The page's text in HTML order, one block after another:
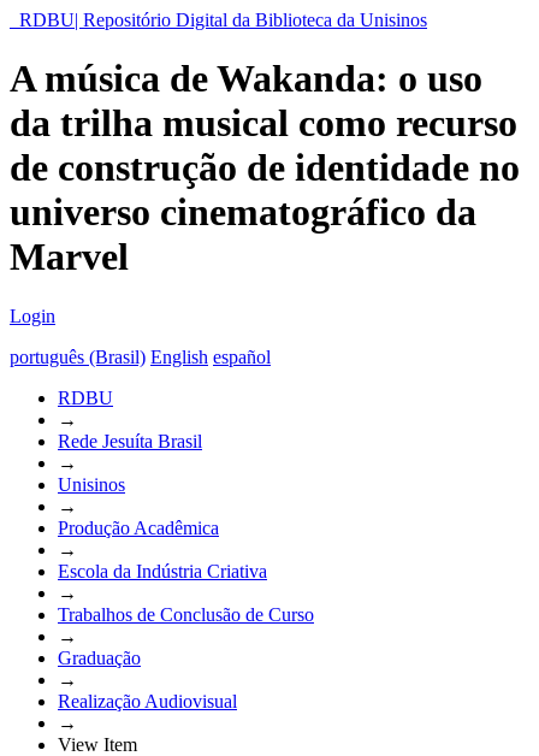
RDBU| Repositório Digital da Biblioteca da Unisinos
A música de Wakanda: o uso
da trilha musical como recurso
de construção de identidade no
universo cinematográfico da
Marvel
Login
português (Brasil) English español
RDBU
→
Rede Jesuíta Brasil
→
Unisinos
→
Produção Acadêmica
→
Escola da Indústria Criativa
→
Trabalhos de Conclusão de Curso
→
Graduação
→
Realização Audiovisual
→
View Item